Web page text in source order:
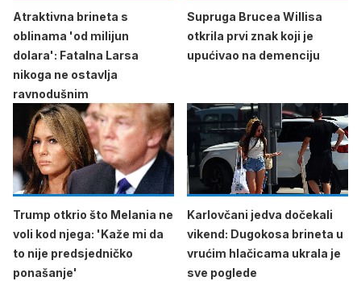
Atraktivna brineta s
oblinama 'od milijun
dolara': Fatalna Larsa
nikoga ne ostavlja
ravnodušnim
Supruga Brucea Willisa
otkrila prvi znak koji je
upućivao na demenciju
Trump otkrio što Melania ne
voli kod njega: 'Kaže mi da
to nije predsjedničko
ponašanje'
Karlovčani jedva dočekali
vikend: Dugokosa brineta u
vrućim hlačicama ukrala je
sve poglede